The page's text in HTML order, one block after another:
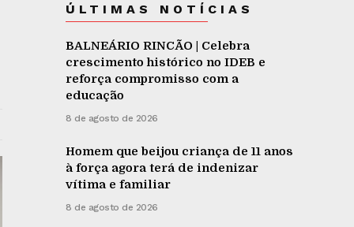
ÚLTIMAS NOTÍCIAS
BALNEÁRIO RINCÃO | Celebra
crescimento histórico no IDEB e
reforça compromisso com a
educação
8 de agosto de 2026
Homem que beijou criança de 11 anos
à força agora terá de indenizar
vítima e familiar
8 de agosto de 2026